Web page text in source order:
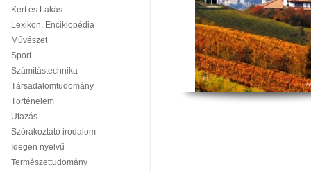
Kert és Lakás
Lexikon, Enciklopédia
Művészet
Sport
Számítástechnika
Társadalomtudomány
Történelem
Utazás
Szórakoztató irodalom
Idegen nyelvű
Természettudomány